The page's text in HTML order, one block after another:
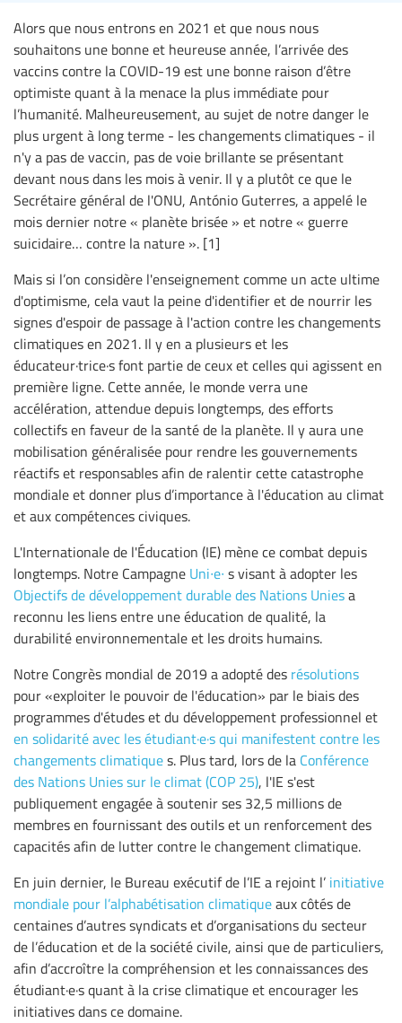
Alors que nous entrons en 2021 et que nous nous
souhaitons une bonne et heureuse année, l’arrivée des
vaccins contre la COVID-19 est une bonne raison d’être
optimiste quant à la menace la plus immédiate pour
l’humanité. Malheureusement, au sujet de notre danger le
plus urgent à long terme - les changements climatiques - il
n'y a pas de vaccin, pas de voie brillante se présentant
devant nous dans les mois à venir. Il y a plutôt ce que le
Secrétaire général de l'ONU, António Guterres, a appelé le
mois dernier notre « planète brisée » et notre « guerre
suicidaire… contre la nature ». [1]
Mais si l’on considère l'enseignement comme un acte ultime
d'optimisme, cela vaut la peine d'identifier et de nourrir les
signes d'espoir de passage à l'action contre les changements
climatiques en 2021. Il y en a plusieurs et les
éducateur·trice·s font partie de ceux et celles qui agissent en
première ligne. Cette année, le monde verra une
accélération, attendue depuis longtemps, des efforts
collectifs en faveur de la santé de la planète. Il y aura une
mobilisation généralisée pour rendre les gouvernements
réactifs et responsables afin de ralentir cette catastrophe
mondiale et donner plus d’importance à l'éducation au climat
et aux compétences civiques.
L'Internationale de l'Éducation (IE) mène ce combat depuis
longtemps. Notre Campagne Uni∙e∙ s visant à adopter les
Objectifs de développement durable des Nations Uniesa
reconnu les liens entre une éducation de qualité, la
durabilité environnementale et les droits humains.
Notre Congrès mondial de 2019 a adopté des résolutions
pour «exploiter le pouvoir de l'éducation» par le biais des
programmes d'études et du développement professionnel et
en solidarité avec les étudiant·e·s qui manifestent contre les
changements climatiques. Plus tard, lors de la Conférence
des Nations Unies sur le climat (COP 25), l'IE s'est
publiquement engagée à soutenir ses 32,5 millions de
membres en fournissant des outils et un renforcement des
capacités afin de lutter contre le changement climatique.
En juin dernier, le Bureau exécutif de l’IE a rejoint l’ initiative
mondiale pour l’alphabétisation climatiqueaux côtés de
centaines d’autres syndicats et d’organisations du secteur
de l’éducation et de la société civile, ainsi que de particuliers,
afin d’accroître la compréhension et les connaissances des
étudiant·e·s quant à la crise climatique et encourager les
initiatives dans ce domaine.